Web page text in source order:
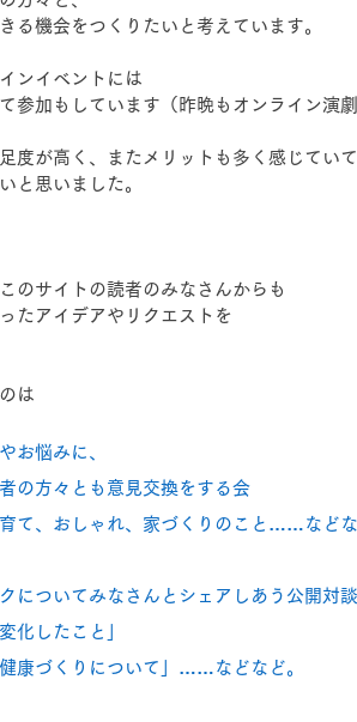
る機会をつくりたいと考えています。
ンイベントには
参加もしています（昨晩もオンライン演
度が高く、またメリットも多く感じていて
と思いました。
のサイトの読者のみなさんからも
たアイデアやリクエストを
は
お悩みに、
の方々とも意見交換をする会
て、おしゃれ、家づくりのこと……などな
についてみなさんとシェアしあう公開対談
化したこと」
康づくりについて」……などなど。